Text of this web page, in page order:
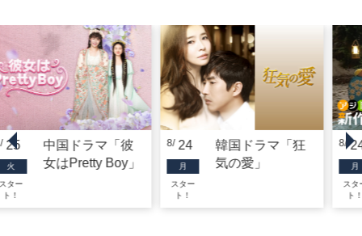
25
火
ター
ト！
中国ドラマ「彼
女はPretty Boy」
8 24
月
スター
ト！
韓国ドラマ「狂
気の愛」
8
月
スタ
ト！